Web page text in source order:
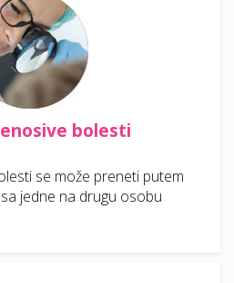
bolesti
se može preneti putem
jedne na drugu osobu